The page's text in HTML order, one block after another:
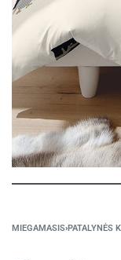
MIEGAMASIS›PATALYNĖS